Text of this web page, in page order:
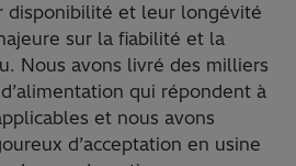
disponibilité et leur longévité
sur la fiabilité et la
Nous avons livré des milliers
qui répondent à
et nous avons
d’acceptation en usine